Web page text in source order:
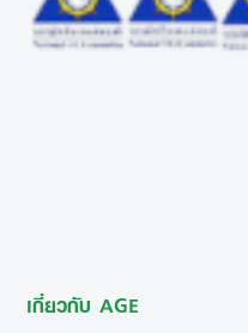
เกี่ยวกับ AGE